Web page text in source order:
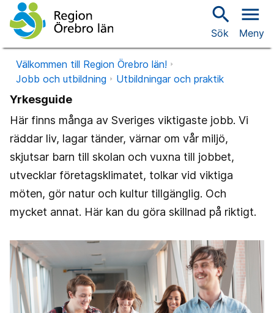
search
Sök
menu
Meny
Välkommen till Region Örebro län!
Jobb och utbildning
Utbildningar och praktik
Yrkesguide
Här finns många av Sveriges viktigaste jobb. Vi
räddar liv, lagar tänder, värnar om vår miljö,
skjutsar barn till skolan och vuxna till jobbet,
utvecklar företagsklimatet, tolkar vid viktiga
möten, gör natur och kultur tillgänglig. Och
mycket annat. Här kan du göra skillnad på riktigt.